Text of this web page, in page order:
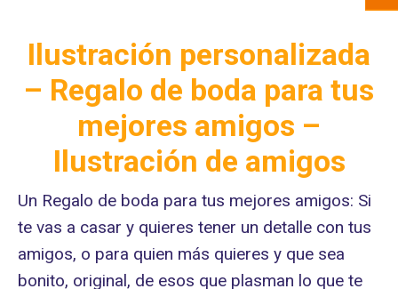
Ilustración personalizada
– Regalo de boda para tus
mejores amigos –
Ilustración de amigos
Un Regalo de boda para tus mejores amigos: Si
te vas a casar y quieres tener un detalle con tus
amigos, o para quien más quieres y que sea
bonito, original, de esos que plasman lo que te